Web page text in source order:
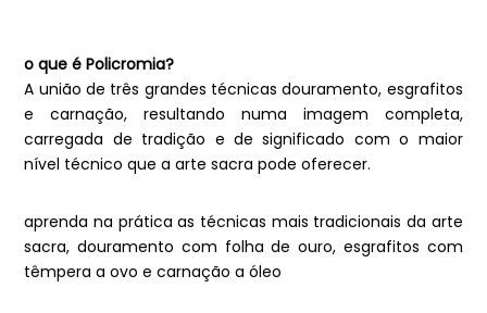
o que é Policromia?
A união de três grandes técnicas douramento, esgrafitos
e carnação, resultando numa imagem completa,
carregada de tradição e de significado com o maior
nível técnico que a arte sacra pode oferecer.
aprenda na prática as técnicas mais tradicionais da arte
sacra, douramento com folha de ouro, esgrafitos com
têmpera a ovo e carnação a óleo